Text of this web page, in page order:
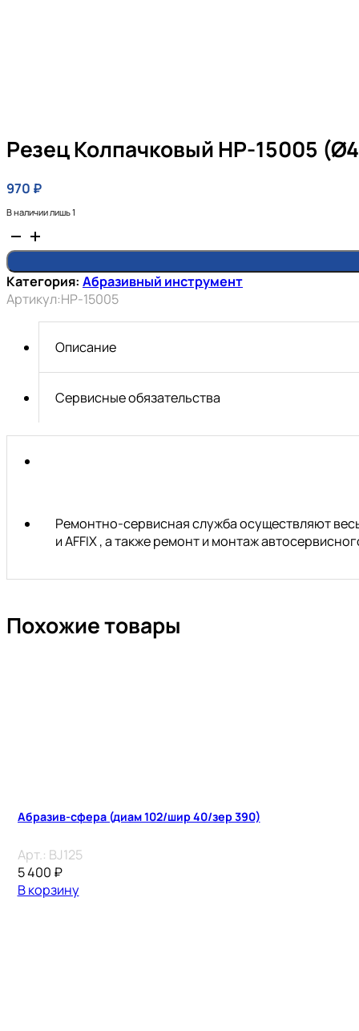
Резец Колпачковый HP-15005
970 ₽
В наличии лишь 1
Количество
товара
Резец
колпачковый
HP-
15005
(ø49мм)
Категория: Абразивный инструмент
Артикул:HP-15005
Описание
Сервисные обязательства
Ремонтно-сервисная служба осуществляют
и AFFIX , а также ремонт и монтаж
Похожие товары
Абразив-сфера (диам 102/шир 40/зер 390)
Арт.: BJ125
5 400 ₽
В корзину